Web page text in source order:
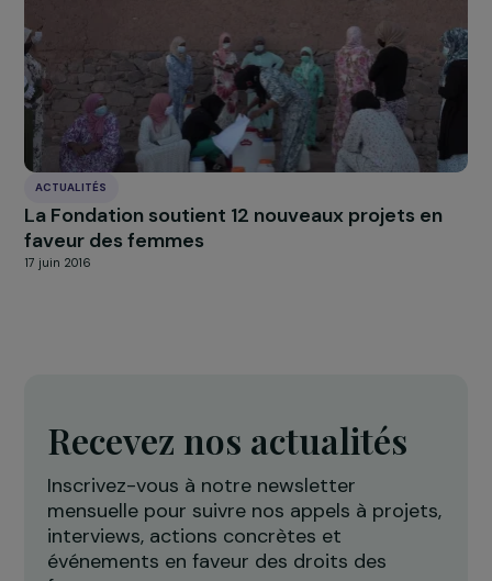
des hommes afghans engagés pour les droits
des femmes
3 mai 2022
La FNAB et Entrepreneurs du Monde,
Environnement »
5 juin 2019